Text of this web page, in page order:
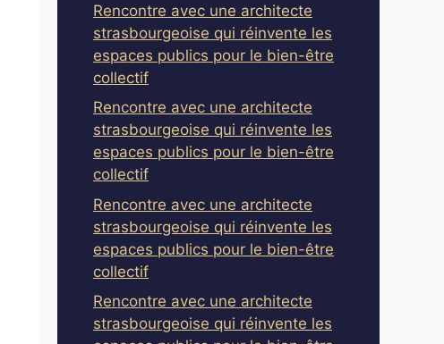
Rencontre avec une architecte
strasbourgeoise qui réinvente les
espaces publics pour le bien-être
collectif
Rencontre avec une architecte
strasbourgeoise qui réinvente les
espaces publics pour le bien-être
collectif
Rencontre avec une architecte
strasbourgeoise qui réinvente les
espaces publics pour le bien-être
collectif
Rencontre avec une architecte
strasbourgeoise qui réinvente les